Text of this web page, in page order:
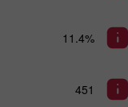
11.4%
451